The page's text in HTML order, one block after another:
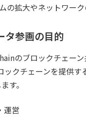
の拡大やネットワー
タ参画の目的​​
のブロックチェー
クチェーンを提供
す。
運営